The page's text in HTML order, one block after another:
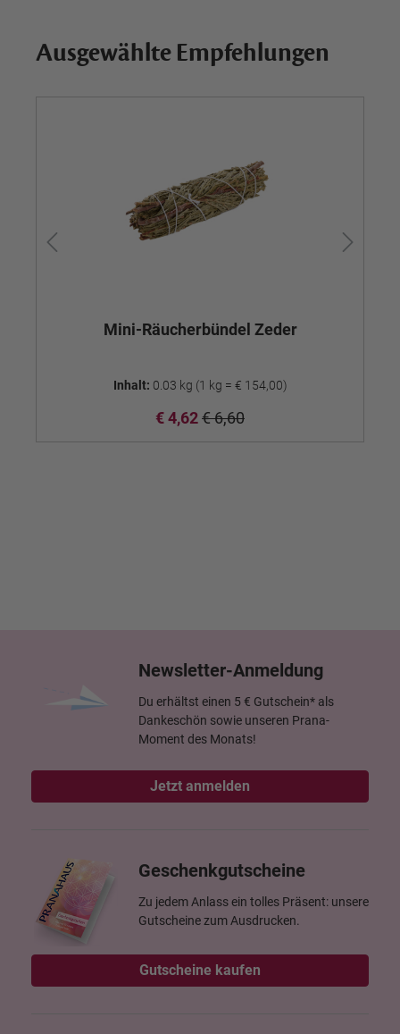
Ausgewählte Empfehlungen
Mini-Räucherbündel Zeder
Inhalt: 0.03 kg (1 kg = € 154,00)
€ 4,62€ 6,60
Newsletter-Anmeldung
Du erhältst einen 5 € Gutschein* als
Dankeschön sowie unseren Prana-
Moment des Monats!
Jetzt anmelden
Geschenkgutscheine
Zu jedem Anlass ein tolles Präsent: unsere
Gutscheine zum Ausdrucken.
Gutscheine kaufen